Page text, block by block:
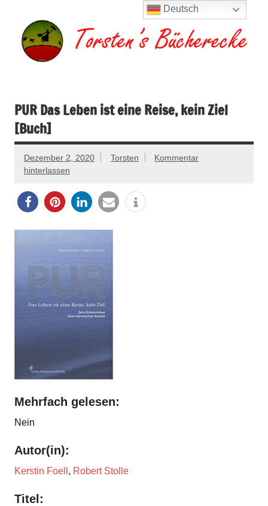
springen
PUR Das Leben ist eine Reise, kein Ziel
[Buch]
Dezember 2, 2020 Torsten
Kommentar
hinterlassen
Mehrfach gelesen:
Nein
Autor(in):
Kerstin Foell , Robert Stolle
Titel:
Deutsch